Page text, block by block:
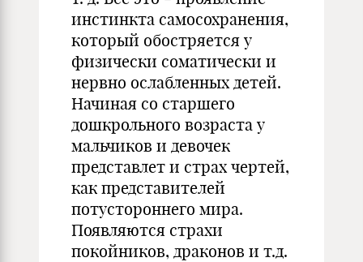
инстинкта самосохранения,
который обостряется у
физически соматически и
нервно ослабленных детей.
Начиная со старшего
дошкрольного возраста у
мальчиков и девочек
представлет и страх чертей,
как представителей
потустороннего мира.
Появляются страхи
покойников, драконов и т.д.